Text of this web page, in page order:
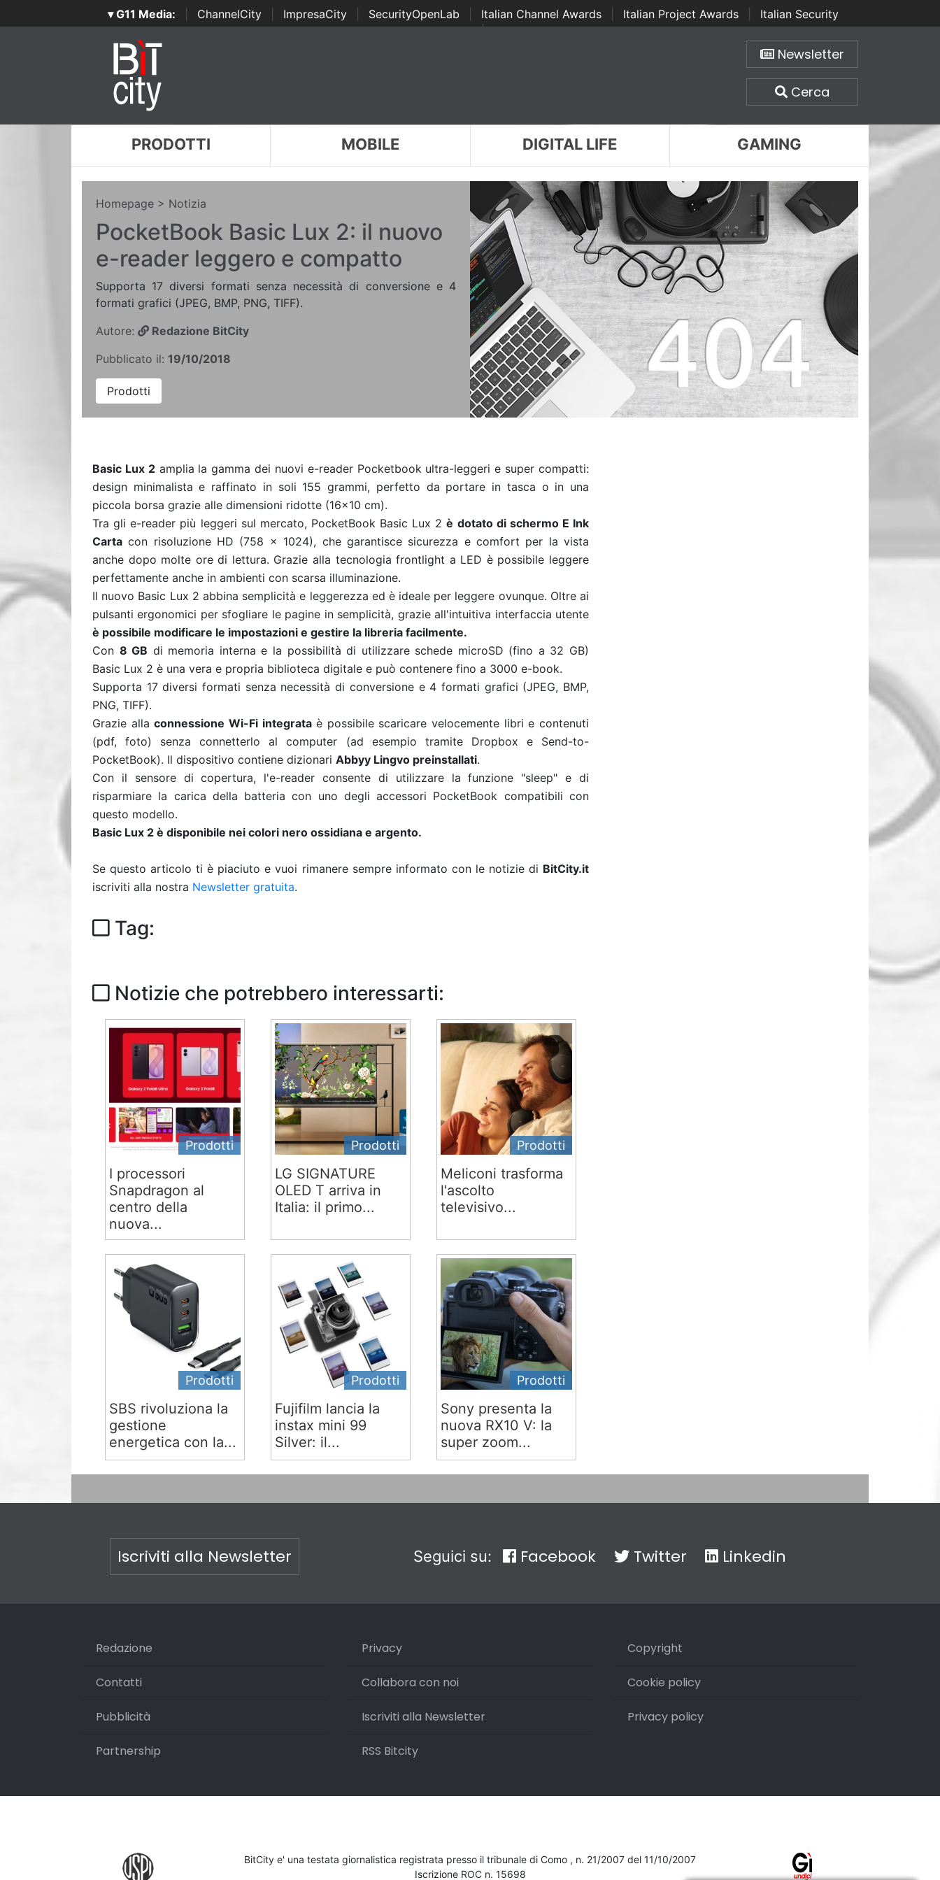
▾ G11 Media: ChannelCity ImpresaCity SecurityOpenLab Italian Channel Awards Italian Project Awards
Italian Security
Awards | ...
Newsletter
Cerca
PRODOTTI MOBILE DIGITAL LIFE GAMING
Homepage > Notizia
PocketBook Basic Lux 2: il nuovo
e-reader leggero e compatto
Supporta 17 diversi formati senza necessità di conversione e 4
formati grafici (JPEG, BMP, PNG, TIFF).
Autore:
Redazione BitCity
Pubblicato il: 19/10/2018
Prodotti
Basic Lux 2amplia la gamma dei nuovi e-reader Pocketbook ultra-leggeri e super compatti:
design minimalista e raffinato in soli 155 grammi, perfetto da portare in tasca o in una
piccola borsa grazie alle dimensioni ridotte (16×10 cm).
Tra gli e-reader più leggeri sul mercato, PocketBook Basic Lux 2è dotato di schermo E Ink
Carta con risoluzione HD (758 × 1024), che garantisce sicurezza e comfort per la vista
anche dopo molte ore di lettura. Grazie alla tecnologia frontlight a LED è possibile leggere
perfettamente anche in ambienti con scarsa illuminazione.
Il nuovo Basic Lux 2 abbina semplicità e leggerezza ed è ideale per leggere ovunque. Oltre ai
pulsanti ergonomici per sfogliare le pagine in semplicità, grazie all'intuitiva interfaccia utente
è possibile modificare le impostazioni e gestire la libreria facilmente.
Con 8 GB di memoria interna e la possibilità di utilizzare schede microSD (fino a 32 GB)
Basic Lux 2 è una vera e propria biblioteca digitale e può contenere fino a 3000 e-book.
Supporta 17 diversi formati senza necessità di conversione e 4 formati grafici (JPEG, BMP,
PNG, TIFF).
Grazie allaconnessione Wi-Fi integrataè possibile scaricare velocemente libri e contenuti
(pdf, foto) senza connetterlo al computer (ad esempio tramite Dropbox e Send-to-
PocketBook). Il dispositivo contiene dizionari Abbyy Lingvo preinstallati.
Con il sensore di copertura, l'e-reader consente di utilizzare la funzione "sleep" e di
risparmiare la carica della batteria con uno degli accessori PocketBook compatibili con
questo modello.
Basic Lux 2 è disponibile nei colori nero ossidiana e argento.
Se questo articolo ti è piaciuto e vuoi rimanere sempre informato con le notizie di BitCity.it
iscriviti alla nostra Newsletter gratuita.
Tag:
Notizie che potrebbero interessarti:
Prodotti
I processori
Snapdragon al
centro della
nuova...
Prodotti
LG SIGNATURE
OLED T arriva in
Italia: il primo...
Prodotti
Meliconi trasforma
l'ascolto
televisivo...
Prodotti
SBS rivoluziona la
gestione
energetica con la...
Prodotti
Fujifilm lancia la
instax mini 99
Silver: il...
Prodotti
Sony presenta la
nuova RX10 V: la
super zoom...
Iscriviti alla Newsletter Seguici su: Facebook Twitter Linkedin
Redazione
Contatti
Pubblicità
Partnership
Privacy
Collabora con noi
Iscriviti alla Newsletter
RSS Bitcity
Copyright
Cookie policy
Privacy policy
BitCity e' una testata giornalistica registrata presso il tribunale di Como , n. 21/2007 del 11/10/2007
Iscrizione ROC n. 15698